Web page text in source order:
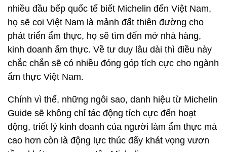
nhiều đầu bếp quốc tế biết Michelin đến Việt Nam,
họ sẽ coi Việt Nam là mảnh đất thiên đường cho
phát triển ẩm thực, họ sẽ tìm đến mở nhà hàng,
kinh doanh ẩm thực. Về tư duy lâu dài thì điều này
chắc chắn sẽ có nhiều đóng góp tích cực cho ngành
ẩm thực Việt Nam.
Chính vì thế, những ngôi sao, danh hiệu từ Michelin
Guide sẽ không chỉ tác động tích cực đến hoạt
động, triết lý kinh doanh của người làm ẩm thực mà
cao hơn còn là động lực thúc đẩy khát vọng vươn